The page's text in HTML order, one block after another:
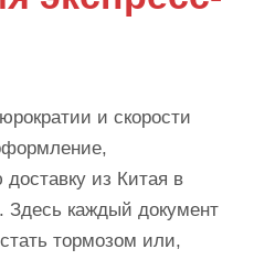
и скорости
из Китая в
Здесь каждый документ
тормозом или,